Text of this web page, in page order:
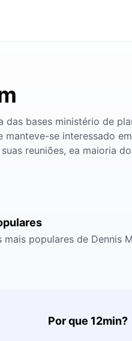
das bases ministério de
se interessado
reuniões, ea maioria
mais populares de Dennis
Por que 12min?